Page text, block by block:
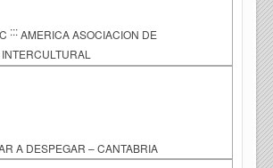
::: AMERICA ASOCIACION DE
A DESPEGAR – CANTABRIA